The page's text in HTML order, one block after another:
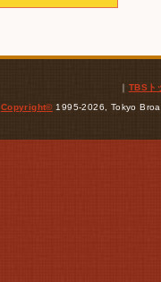
｜ TBSト
Copyright© 1995-2026, Tokyo